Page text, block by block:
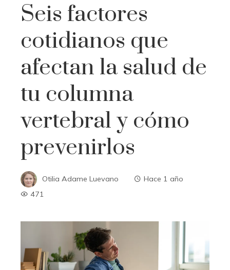
Seis factores
cotidianos que
afectan la salud de
tu columna
vertebral y cómo
prevenirlos
Otilia Adame Luevano
Hace 1 año
471